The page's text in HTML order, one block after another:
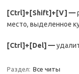
[Ctrl]+[Shift]+[V] —
место, выделенное
[Ctrl]+[Del] —
Раздел: Все читы